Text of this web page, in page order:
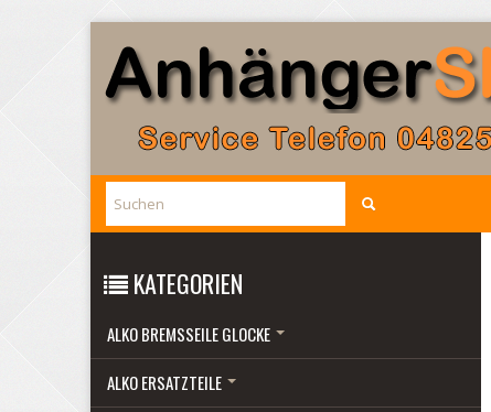
KATEGORIEN
ALKO BREMSSEILE GLOCKE
ALKO ERSATZTEILE